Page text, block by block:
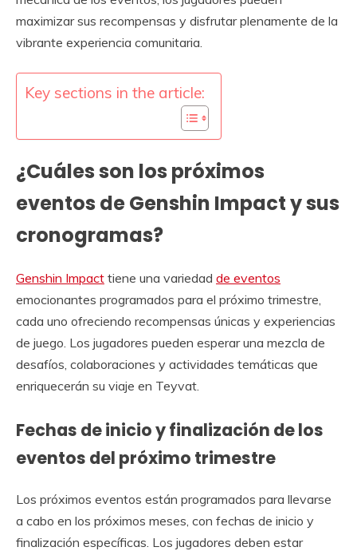
maximizar sus recompensas y disfrutar plenamente de la
vibrante experiencia comunitaria.
Key sections in the article:
¿Cuáles son los próximos
eventos de Genshin Impact y sus
cronogramas?
Genshin Impact tiene una variedad de eventos
emocionantes programados para el próximo trimestre,
cada uno ofreciendo recompensas únicas y experiencias
de juego. Los jugadores pueden esperar una mezcla de
desafíos, colaboraciones y actividades temáticas que
enriquecerán su viaje en Teyvat.
Fechas de inicio y finalización de los
eventos del próximo trimestre
Los próximos eventos están programados para llevarse
a cabo en los próximos meses, con fechas de inicio y
finalización específicas. Los jugadores deben estar